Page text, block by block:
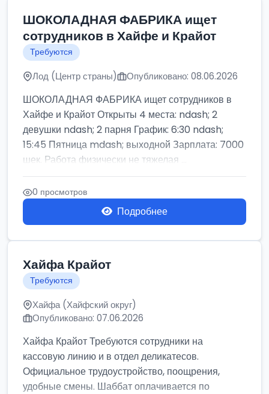
ШОКОЛАДНАЯ ФАБРИКА ищет
сотрудников в Хайфе и Крайот
Требуются
Лод (Центр страны) Опубликовано: 08.06.2026
ШОКОЛАДНАЯ ФАБРИКА ищет сотрудников в
Хайфе и Крайот Открыты 4 места: ndash; 2
девушки ndash; 2 парня График: 6:30 ndash;
15:45 Пятница mdash; выходной Зарплата: 7000
шек. Работа физически не тяжелая ...
0 просмотров
Подробнее
Хайфа Крайот
Требуются
Хайфа (Хайфский округ)
Опубликовано: 07.06.2026
Хайфа Крайот Требуются сотрудники на
кассовую линию и в отдел деликатесов.
Официальное трудоустройство, поощрения,
удобные смены. Шаббат оплачивается по